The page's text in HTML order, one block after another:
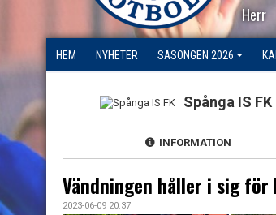
Herr
HEM NYHETER SÄSONGEN 2026
Spånga IS FK
INFORMATION
Vändningen håller i sig för
2023-06-09 20:37